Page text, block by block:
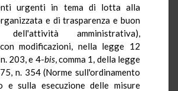
urgenti in tema di lotta alla
e di trasparenza e buon
dell'attività amministrativa),
modificazioni, nella legge 12
203, e 4-bis, comma 1, della legge
n. 354 (Norme sull'ordinamento
e sulla esecuzione delle misure